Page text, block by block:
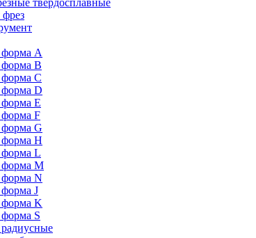
твердосплавные
фрез
A
B
C
D
E
F
G
H
L
M
N
J
K
S